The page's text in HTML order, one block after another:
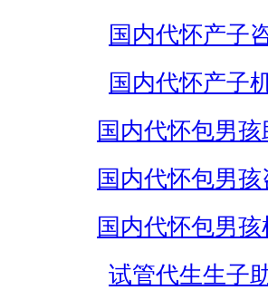
国内代怀产子
国内代怀产子
国内代怀包男孩
国内代怀包男孩
国内代怀包男孩
试管代生生子